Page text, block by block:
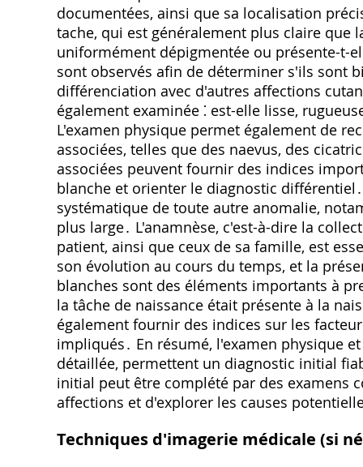
documentées, ainsi que sa localisation
tache, qui est généralement plus claire que
uniformément dépigmentée ou présente-t-
sont observés afin de déterminer s'ils sont
différenciation avec d'autres affections
également examinée ⁚ est-elle lisse,
L'examen physique permet également de
associées, telles que des naevus, des
associées peuvent fournir des indices
blanche et orienter le diagnostic
systématique de toute autre anomalie,
plus large․ L'anamnèse, c'est-à-dire la
patient, ainsi que ceux de sa famille, est
son évolution au cours du temps, et la
blanches sont des éléments importants à
la tâche de naissance était présente à la
également fournir des indices sur les
impliqués․ En résumé, l'examen physique
détaillée, permettent un diagnostic initial
initial peut être complété par des examens
affections et d'explorer les causes
Techniques d'imagerie médicale (si